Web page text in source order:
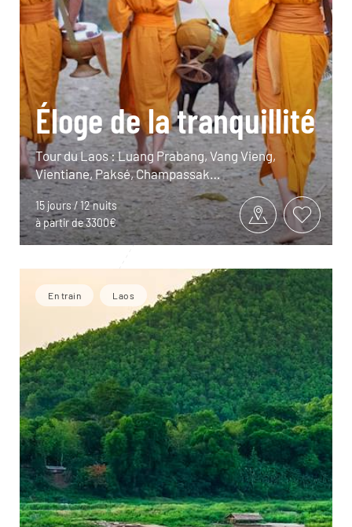
Éloge de la tranquillité
Tour du Laos : Luang Prabang, Vang Vieng,
Vientiane, Paksé, Champassak…
15 jours / 12 nuits
à partir de 3300€
En train Laos